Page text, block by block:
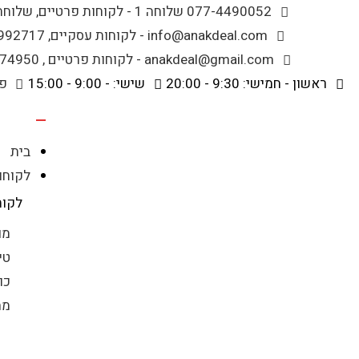
077-4490052 שלוחה 1 - לקוחות פרטיים, שלוחה 2 - לקוחות עסקיים
info@anakdeal.com - לקוחות עסקיים, whatsapp - 054-9992717
anakdeal@gmail.com - לקוחות פרטיים , whatsapp - 054-8074950
ראשון - חמישי: 9:30 - 20:00
שישי: - 9:00 - 15:00
בית